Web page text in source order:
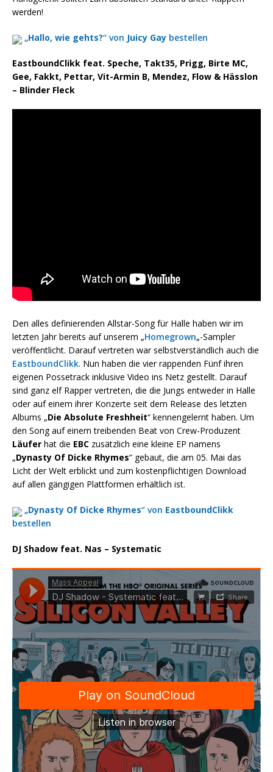
werden!
„Hallo, wie gehts?“ von Juicy Gay bestellen
EastboundClikk feat. Speche, Takt35, Prigg, Birte MC,
Gee, Fakkt, Pettar, Vit-Armin B, Mendez, Flow & Hässlon
– Blinder Fleck
Den alles definierenden Allstar-Song für Halle haben wir im
letzten Jahr bereits auf unserem „Homegrown„-Sampler
veröffentlicht. Darauf vertreten war selbstverständlich auch die
EastboundClikk. Nun haben die vier rappenden Fünf ihren
eigenen Possetrack inklusive Video ins Netz gestellt. Darauf
sind ganz elf Rapper vertreten, die die Jungs entweder in Halle
oder auf einem ihrer Konzerte seit dem Release des letzten
Albums „Die Absolute Freshheit“ kennengelernt haben. Um
den Song auf einem treibenden Beat von Crew-Produzent
Läufer hat die EBC zusätzlich eine kleine EP namens
„Dynasty Of Dicke Rhymes“ gebaut, die am 05. Mai das
Licht der Welt erblickt und zum kostenpflichtigen Download
auf allen gängigen Plattformen erhältlich ist.
„Dynasty Of Dicke Rhymes“ von EastboundClikk
bestellen
DJ Shadow feat. Nas – Systematic